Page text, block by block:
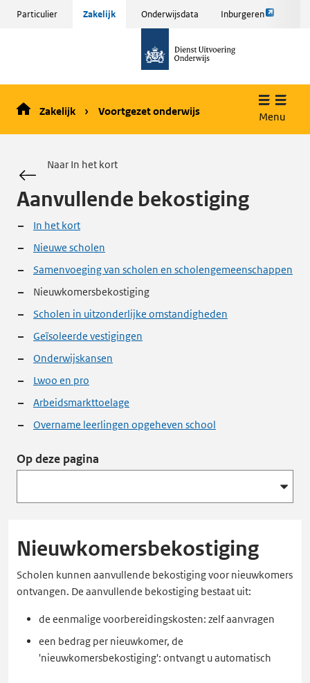
Sla
naar
inhoud
Particulier Zakelijk Onderwijsdata Inburgeren
Link
pagina
de
Zakelijk Voortgezet onderwijs Menu
Naar In het kort
Aanvullende bekostiging
In het kort
Nieuwe scholen
Samenvoeging van scholen en scholengemeenschappen
Nieuwkomersbekostiging
Scholen in uitzonderlijke omstandigheden
Geïsoleerde vestigingen
Onderwijskansen
Lwoo en pro
Arbeidsmarkttoelage
Overname leerlingen opgeheven school
Op deze pagina
Nieuwkomersbekostiging
Scholen kunnen aanvullende bekostiging voor nieuwkomers
ontvangen. De aanvullende bekostiging bestaat uit:
de eenmalige voorbereidingskosten: zelf aanvragen
een bedrag per nieuwkomer, de
'nieuwkomersbekostiging': ontvangt u automatisch